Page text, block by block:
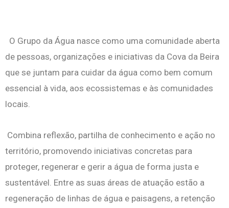
O Grupo da Água nasce como uma comunidade aberta
de pessoas, organizações e iniciativas da Cova da Beira
que se juntam para cuidar da água como bem comum
essencial à vida, aos ecossistemas e às comunidades
locais.
Combina reflexão, partilha de conhecimento e ação no
território, promovendo iniciativas concretas para
proteger, regenerar e gerir a água de forma justa e
sustentável. Entre as suas áreas de atuação estão a
regeneração de linhas de água e paisagens, a retenção